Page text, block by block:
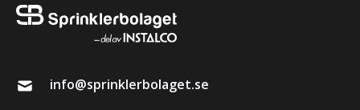
info@sprinklerbolaget.se